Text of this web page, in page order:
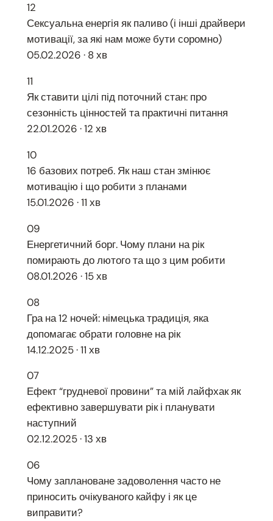
12
Сексуальна енергія як паливо (і інші драйвери
мотивації, за які нам може бути соромно)
05.02.2026 · 8 хв
11
Як ставити цілі під поточний стан: про
сезонність цінностей та практичні питання
22.01.2026 · 12 хв
10
16 базових потреб. Як наш стан змінює
мотивацію і що робити з планами
15.01.2026 · 11 хв
09
Енергетичний борг. Чому плани на рік
помирають до лютого та що з цим робити
08.01.2026 · 15 хв
08
Гра на 12 ночей: німецька традиція, яка
допомагає обрати головне на рік
14.12.2025 · 11 хв
07
Ефект “грудневої провини” та мій лайфхак як
ефективно завершувати рік і планувати
наступний
02.12.2025 · 13 хв
06
Чому заплановане задоволення часто не
приносить очікуваного кайфу і як це
виправити?